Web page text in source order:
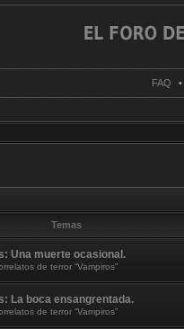
FAQ •
Temas
Una muerte ocasional.
de terror “Vampiros”
La boca ensangrentada.
de terror “Vampiros”